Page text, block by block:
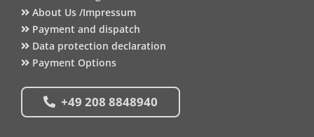
About Us /Impressum
Payment and dispatch
Data protection declaration
Payment Options
+49 208 8848940